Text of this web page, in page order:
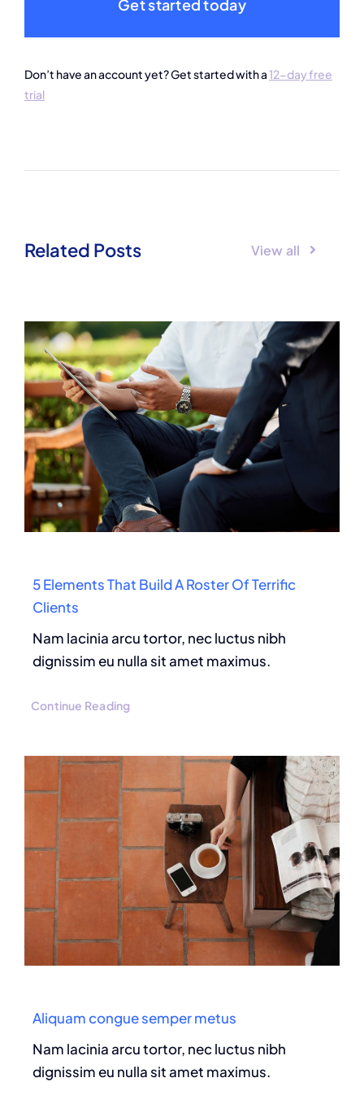
Get started today
Don’t have an account yet? Get started with a12-day free
trial
Related Posts View all
5 Elements That Build A Roster Of Terrific
Clients
Nam lacinia arcu tortor, nec luctus nibh
dignissim eu nulla sit amet maximus.
Continue Reading
Aliquam congue semper metus
Nam lacinia arcu tortor, nec luctus nibh
dignissim eu nulla sit amet maximus.